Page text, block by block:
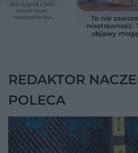
Ten sygnał z jelit
może mieć
znaczenie dla
To nie zawsze
niestrawność.
objawy mogą
REDAKTOR
POLECA